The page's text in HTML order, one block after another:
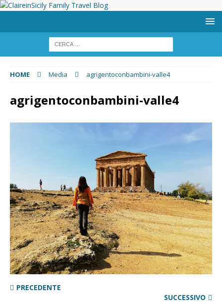
HOME Media agrigentoconbambini-valle4
agrigentoconbambini-valle4
PRECEDENTE
SUCCESSIVO